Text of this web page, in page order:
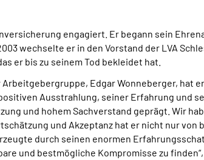
engagiert. Er begann sein
wechselte er in den Vorstand der LVA
er bis zu seinem Tod bekleidet hat.
Edgar Wonneberger, hat
Ausstrahlung, seiner Erfahrung und
und hohem Sachverstand geprägt. Wir
und Akzeptanz hat er nicht nur
durch seinen enormen
und bestmögliche Kompromisse zu